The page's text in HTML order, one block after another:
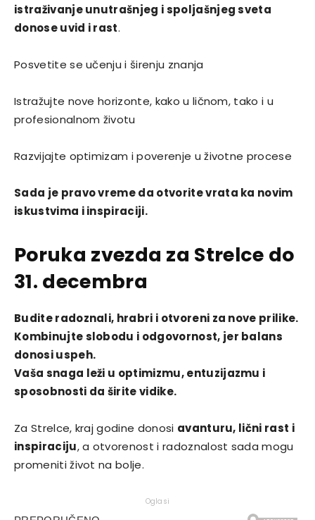
istraživanje unutrašnjeg i spoljašnjeg sveta
donose uvid i rast.
Posvetite se učenju i širenju znanja
Istražujte nove horizonte, kako u ličnom, tako i u
profesionalnom životu
Razvijajte optimizam i poverenje u životne procese
Sada je pravo vreme da otvorite vrata ka novim
iskustvima i inspiraciji.
Poruka zvezda za Strelce do
31. decembra
Budite radoznali, hrabri i otvoreni za nove prilike.
Kombinujte slobodu i odgovornost, jer balans
donosi uspeh.
Vaša snaga leži u optimizmu, entuzijazmu i
sposobnosti da širite vidike.
Za Strelce, kraj godine donosi avanturu, lični rast i
inspiraciju, a otvorenost i radoznalost sada mogu
promeniti život na bolje.
Oglasi